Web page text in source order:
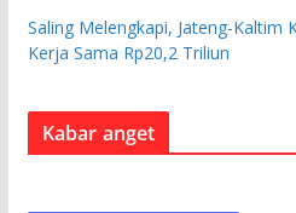
Saling Melengkapi, Jateng-Kaltim
Kerja Sama Rp20,2 Triliun
Kabar anget